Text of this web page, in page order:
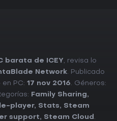
barata de ICEY, revisa lo
Network. Publicado
PC: 17 nov 2016. Géneros:
Family Sharing,
player, Stats, Steam
support, Steam Cloud .